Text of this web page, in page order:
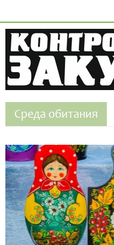
Среда обитания